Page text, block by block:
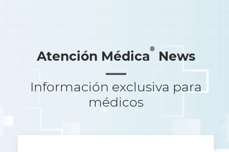
Atención Médica® News
Información exclusiva para
médicos